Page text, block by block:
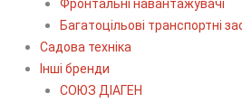
Фронтальні навантажувачі
Багатоцільові транспортні
Садова техніка
Інші бренди
СОЮЗ ДІАГЕН